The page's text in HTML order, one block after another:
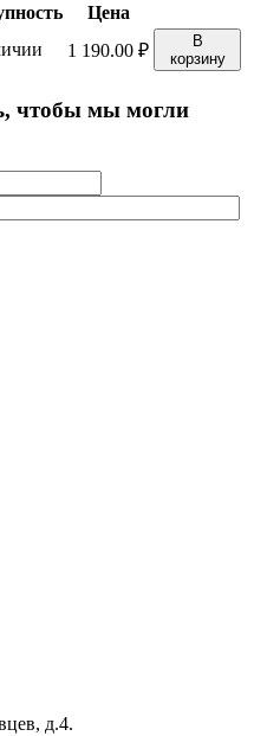
Цена
1 190.00 ₽
В
корзину
чтобы мы могли
д.4.